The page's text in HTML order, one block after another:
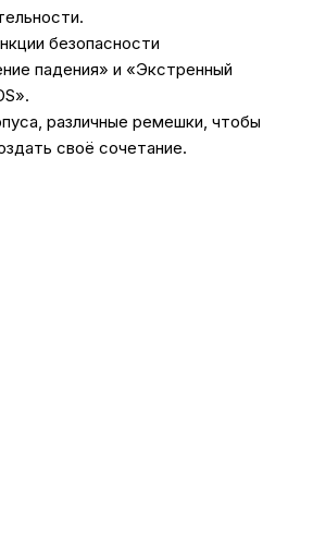
безопасности
падения» и «Экстренный
различные ремешки, чтобы
своё сочетание.